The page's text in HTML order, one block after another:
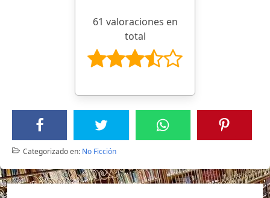
61 valoraciones en
total
Categorizado en: No Ficción